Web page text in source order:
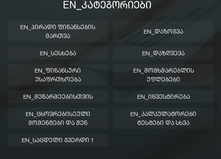
EN_ᲙᲐᲢᲔᲒᲝᲠᲘᲔᲑᲘ
EN_ᲞᲘᲠᲐᲓᲘ ᲤᲘᲜᲐᲜᲡᲔᲑᲘᲡ
ᲛᲐᲠᲗᲕᲐ
EN_ᲓᲐᲖᲝᲒᲕᲐ
EN_ᲡᲔᲡᲮᲔᲑᲐ EN_ᲓᲐᲖᲦᲕᲔᲕᲐ
EN_ᲤᲘᲜᲐᲜᲡᲣᲠᲘ
ᲣᲡᲐᲤᲠᲗᲮᲝᲔᲑᲐ
EN_ᲛᲝᲛᲮᲛᲐᲠᲔᲑᲚᲘᲡ
ᲣᲤᲚᲔᲑᲔᲑᲘ
EN_ᲛᲔᲬᲐᲠᲛᲔᲔᲑᲘᲡᲗᲕᲘᲡ EN_ᲘᲜᲕᲔᲡᲢᲘᲠᲔᲑᲐ
EN_ᲪᲮᲝᲕᲠᲔᲑᲘᲡᲔᲣᲚᲘ
ᲛᲝᲛᲔᲜᲢᲔᲑᲘ ᲓᲐ ᲨᲔᲜ
EN_ᲙᲐᲚᲙᲣᲚᲐᲢᲝᲠᲔᲑᲘ
ᲢᲔᲡᲢᲔᲑᲘ ᲓᲐ ᲡᲮᲕᲐ
EN_ᲡᲐᲪᲓᲔᲚᲘ ᲒᲕᲔᲠᲓᲘ 1